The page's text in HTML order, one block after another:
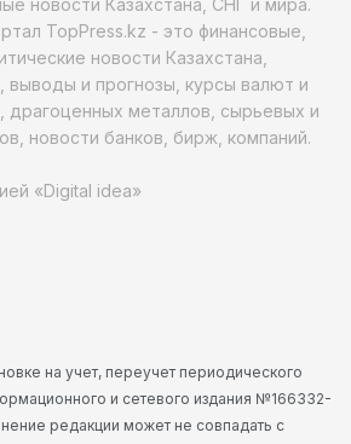
TopPress.kz - это финансовые,
новости Казахстана,
выводы и прогнозы, курсы валют и
драгоценных металлов, сырьевых и
новости банков, бирж, компаний.
«Digital idea»
на учет, переучет периодического
и сетевого издания №166332-
редакции может не совпадать с